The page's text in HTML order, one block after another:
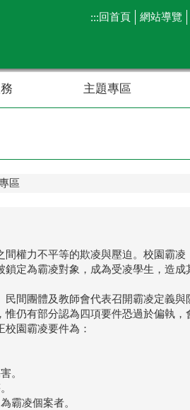
:::回首頁 網站導覽
主題專區
區
間權力不平等的欺凌與壓迫。校園霸
鎖定為霸凌對象，成為受凌學生，造
民間團體及教師會代表召開霸凌定義
惟仍有部分認為四項要件恐過於偏執
園霸凌要件為：
。
霸凌個案者。